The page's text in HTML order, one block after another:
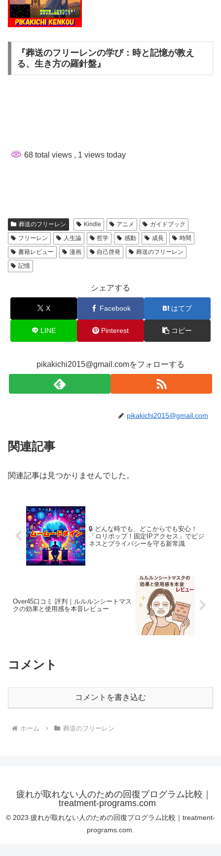
『葬送のフリーレンの学び：時と記憶が教え
る、生き方の羅針盤』
68 total views , 1 views today
葬送のフリーレン Kindle アニメ
ガイドブック
フリーレン
人生論 哲学 感動 成長
時間
書籍レビュー
漫画 自己啓発
葬送のフリーレン
記憶
シェアする
X Facebook はてブ
LINE Pinterest コピー
pikakichi2015@gmail.comをフォローする
pikakichi2015@gmail.com
関連記事
関連記事は見つかりませんでした。
🔒 どんな時でも、どこからでも安心！
「ロリポップ！固定IPアクセス」でビジ
ネスとプライバシーを守る新常識
Over45口コミ 評判｜ルルルンシートマス
クの効果と使用感を本音レビュー
コメント
コメントを書き込む
ホーム 葬送のフリーレン
疲れが取れない人のための回復プログラム比較｜
treatment-programs.com
© 2023 疲れが取れない人のための回復プログラム比較｜treatment-
programs.com.